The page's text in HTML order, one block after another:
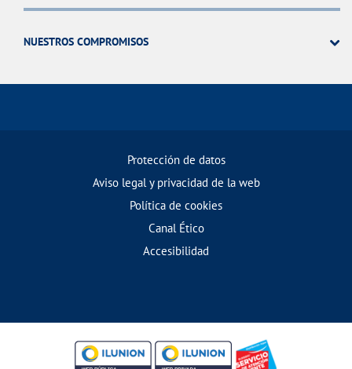
NUESTROS COMPROMISOS
Protección de datos
Aviso legal y privacidad de la web
Política de cookies
Canal Ético
Accesibilidad